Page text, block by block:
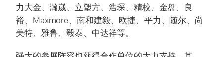
力大金、瀚崴、立塑方、浩琛、精校、金盘、良
裕、Maxmore、南和建毅、欧捷、平力、随尔、尚
美特、雅鲁、毅泰、中达祥等。